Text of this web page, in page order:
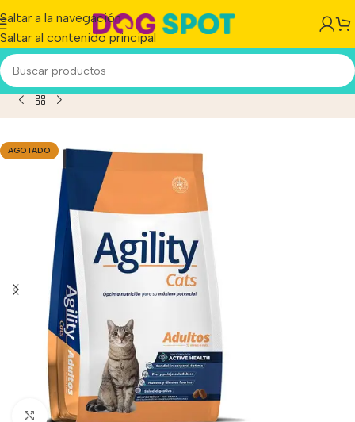
Saltar a la navegación
Saltar al contenido principal
Inicio/ Producto/
AGOTADO
Haga clic para ampliar